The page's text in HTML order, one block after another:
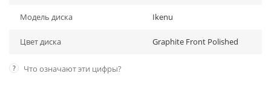
Модель диска Ikenu
Цвет диска Graphite Front Polished
? Что означают эти цифры?